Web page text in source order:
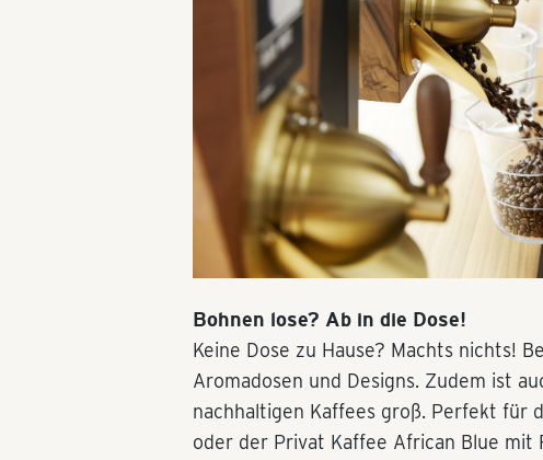
Bohnen lose? Ab in die Dose!
Keine Dose zu Hause? Machts nichts!
Aromadosen und Designs. Zudem ist
nachhaltigen Kaffees groß. Perfekt für
oder der Privat Kaffee African Blue